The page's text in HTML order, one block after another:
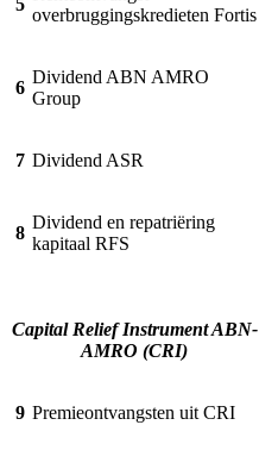
overbruggingskredieten Fortis
6
Dividend ABN AMRO
Group
7 Dividend ASR
8
Dividend en repatriëring
kapitaal RFS
Capital Relief Instrument ABN-
AMRO (CRI)
9 Premieontvangsten uit CRI